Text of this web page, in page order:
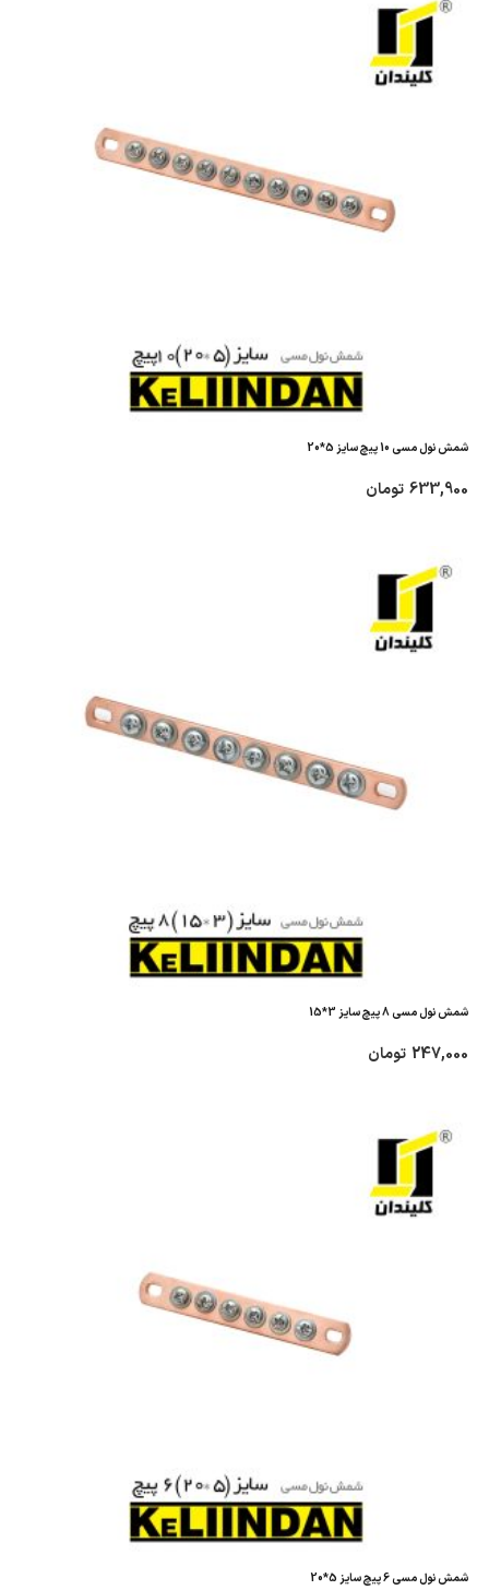
شمش نول مسی 10 پیچ سایز 5*20
633,900 تومان
شمش نول مسی 8 پیچ سایز 3*15
247,000 تومان
شمش نول مسی 6 پیچ سایز 5*20